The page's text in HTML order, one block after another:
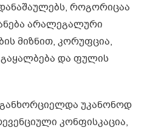
როგორიცაა
არალეგალური
მიზნით, კორუფცია,
და ფულის
უკანონოდ
კონფისკაცია,